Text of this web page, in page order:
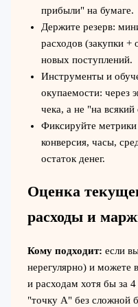
прибыли" на бумаге.
Держите резерв:
расходов (закупки +
новых поступлений.
Инструменты и
окупаемости: через
чека, а не "на всякий
Фиксируйте метрики
конверсия, часы,
остаток денег.
Оценка
расходы и
Кому подходит: если
нерегулярно) и можете
и расходам хотя бы за
"точку A" без сложной